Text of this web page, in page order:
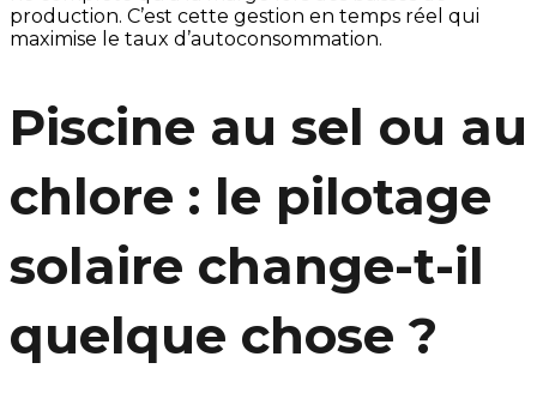
production. C’est cette gestion en temps réel qui
maximise le taux d’autoconsommation.
Piscine au sel ou au
chlore : le pilotage
solaire change-t-il
quelque chose ?